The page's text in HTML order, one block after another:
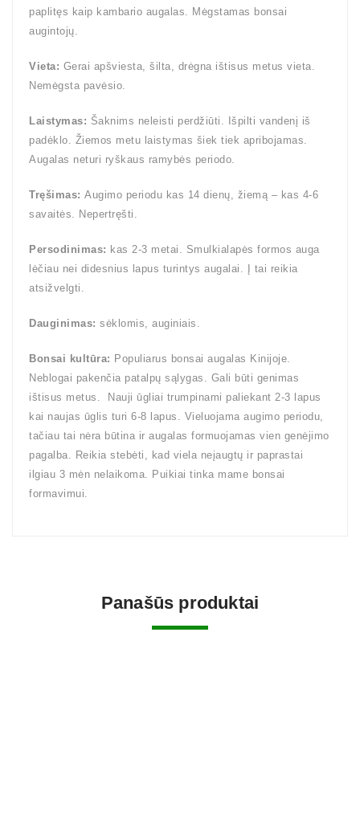
paplitęs kaip kambario augalas. Mėgstamas bonsai
augintojų.
Vieta: Gerai apšviesta, šilta, drėgna ištisus metus vieta.
Nemėgsta pavėsio.
Laistymas: Šaknims neleisti perdžiūti. Išpilti vandenį iš
padėklo. Žiemos metu laistymas šiek tiek apribojamas.
Augalas neturi ryškaus ramybės periodo.
Tręšimas: Augimo periodu kas 14 dienų, žiemą – kas 4-6
savaitės. Nepertręšti.
Persodinimas: kas 2-3 metai. Smulkialapės formos auga
lėčiau nei didesnius lapus turintys augalai. Į tai reikia
atsižvelgti.
Dauginimas: sėklomis, auginiais.
Bonsai kultūra: Populiarus bonsai augalas Kinijoje.
Neblogai pakenčia patalpų sąlygas. Gali būti genimas
ištisus metus. Nauji ūgliai trumpinami paliekant 2-3 lapus
kai naujas ūglis turi 6-8 lapus. Vieluojama augimo periodu,
tačiau tai nėra būtina ir augalas formuojamas vien genėjimo
pagalba. Reikia stebėti, kad viela neįaugtų ir paprastai
ilgiau 3 mėn nelaikoma. Puikiai tinka mame bonsai
formavimui.
Panašūs produktai